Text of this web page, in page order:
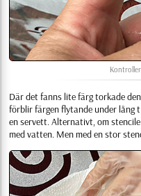
Där det fanns lite färg torkade
förblir färgen flytande under lång
en servett. Alternativt, om
med vatten. Men med en stor